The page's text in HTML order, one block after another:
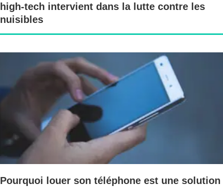
high-tech intervient dans la lutte contre les
nuisibles
Pourquoi louer son téléphone est une solution